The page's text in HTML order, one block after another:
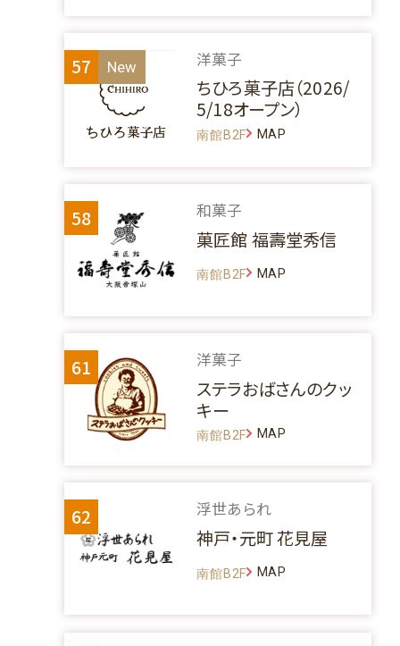
57 洋菓子
ちひろ菓子店（2026/
5/18オープン）
南館B2F MAP
58 和菓子
菓匠館 福壽堂秀信
南館B2F MAP
61 洋菓子
ステラおばさんのクッ
キー
南館B2F MAP
62 浮世あられ
神戸・元町 花見屋
南館B2F MAP